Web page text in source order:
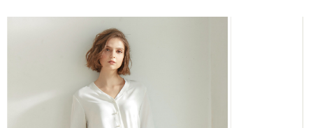
３．收到繳費通知簡訊後14天內，點擊此簡訊中的連結，可透過四大超商／
ATM／網路銀行／等多元方式進行付款，方視為交易完成。
※ 請注意：結帳手續完成當下不需立刻繳費，但若您需要取消訂單，請聯絡
購買商品的店家。未經商家同意取消之訂單仍視為有效，需透過AFTEE先享
※ 交易是否成功請以「AFTEE先享後付 」之結帳頁面顯示為準，若有關於
是否繳費成功／繳費後需取消欲退款等相關疑問，請聯繫「AFTEE先享後付
https://netprotections.freshdesk.com/support/home
7-11--滿2000元免運
每筆NT$60，滿NT$2,000(含以上)免運費
付款後7-11取貨---滿2000元免運
每筆NT$60，滿NT$2,000(含以上)免運費
宅配-滿2000元免運